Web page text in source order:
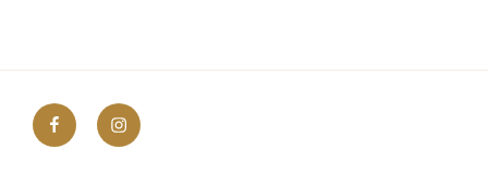
FacebookInstagram